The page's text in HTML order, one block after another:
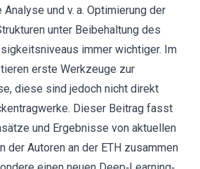
und v. a. Optimierung der
unter Beibehaltung des
immer wichtiger. Im
erste Werkzeuge zur
diese sind jedoch nicht direkt
Dieser Beitrag fasst
und Ergebnisse von aktuellen
der Autoren an der ETH zusammen